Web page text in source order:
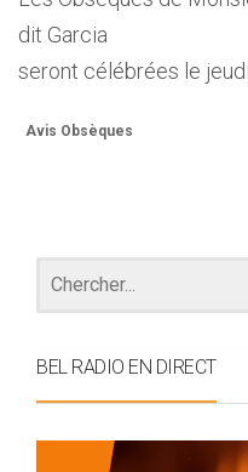
dit Garcia
seront célébrées le
Avis Obsèques
BEL RADIO EN DIRECT